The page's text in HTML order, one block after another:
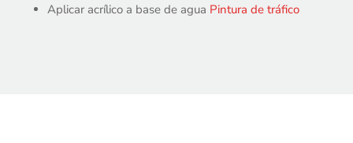
Aplicar acrílico a base de agua Pintura de tráfico